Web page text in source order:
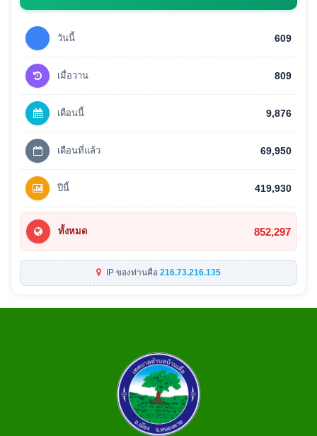
วันนี้ 609
เมื่อวาน 809
เดือนนี้ 9,876
เดือนที่แล้ว 69,950
ปีนี้ 419,930
ทั้งหมด 852,297
IP ของท่านคือ 216.73.216.135